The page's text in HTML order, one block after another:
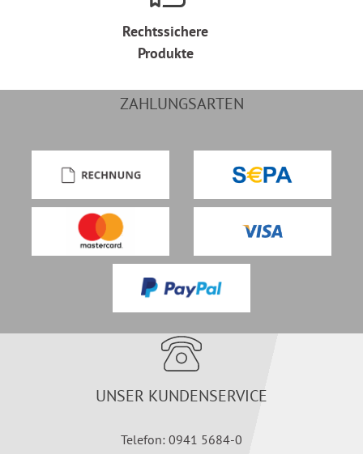
Rechtssichere
Produkte
ZAHLUNGSARTEN
UNSER KUNDENSERVICE
Telefon: 0941 5684-0